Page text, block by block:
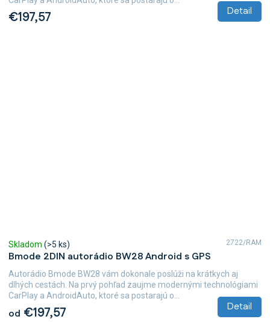
€197,57 Detail
Bmode 2DIN autorádio BW28 Android s GPS
Skladom (>5 ks)
od €197,57 Detail
Autorádio Bmode BW28 vám dokonale poslúži na krátkych aj
dlhých cestách. Na prvý pohľad zaujme modernými technológiami
CarPlay a AndroidAuto, ktoré sa postarajú o...
2722/RAM